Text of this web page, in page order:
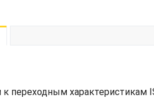
переходным